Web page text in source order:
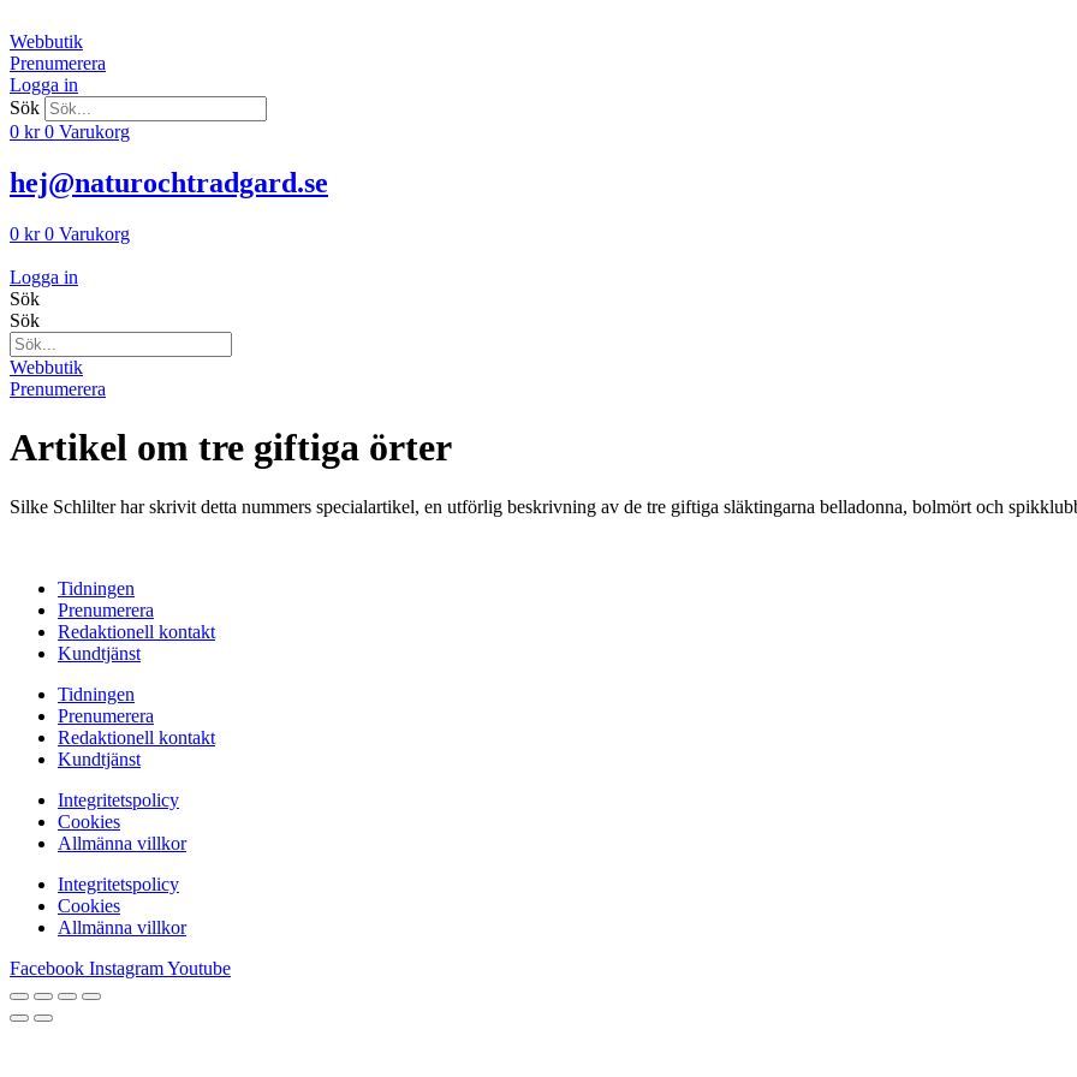
till
innehåll
Webbutik
Prenumerera
Logga in
Sök
0 kr 0 Varukorg
hej@naturochtradgard.se
0 kr 0 Varukorg
Logga in
Sök
Sök
Webbutik
Prenumerera
Artikel om tre giftiga örter
Silke Schlilter har skrivit detta nummers specialartikel, en utförlig beskrivning av de tre giftiga släktingarna belladonna, bolmört och
Tidningen
Prenumerera
Redaktionell kontakt
Kundtjänst
Tidningen
Prenumerera
Redaktionell kontakt
Kundtjänst
Integritetspolicy
Cookies
Allmänna villkor
Integritetspolicy
Cookies
Allmänna villkor
Facebook InstagramYoutube